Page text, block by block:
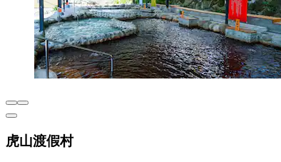
虎山渡假村